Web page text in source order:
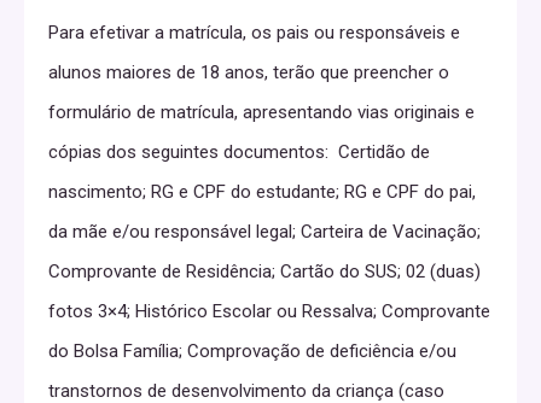
Para efetivar a matrícula, os pais ou responsáveis e
alunos maiores de 18 anos, terão que preencher o
formulário de matrícula, apresentando vias originais e
cópias dos seguintes documentos: Certidão de
nascimento; RG e CPF do estudante; RG e CPF do pai,
da mãe e/ou responsável legal; Carteira de Vacinação;
Comprovante de Residência; Cartão do SUS; 02 (duas)
fotos 3×4; Histórico Escolar ou Ressalva; Comprovante
do Bolsa Família; Comprovação de deficiência e/ou
transtornos de desenvolvimento da criança (caso